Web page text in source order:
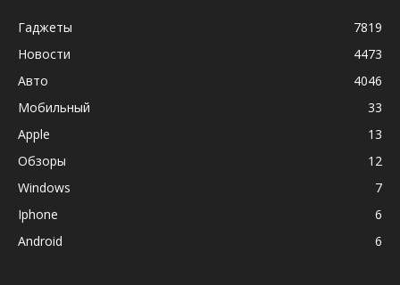
Гаджеты
7819
Новости
4473
Авто
4046
Мобильный
33
Apple
13
Обзоры
12
Windows
7
Iphone
6
Android
6